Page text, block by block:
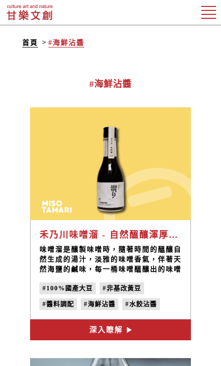
首頁 #海鮮沾醬
#海鮮沾醬
禾乃川味噌溜 - 自然醞釀渾厚香醇
味噌溜是釀製味噌時，隨著時間的醞釀自
然生成的湯汁，淡雅的味噌香氣，伴著天
然海鹽的鹹味，每一桶味噌醞釀出的味噌
醇的口味最適合使用在清淡料理中，增添
風味！
#100%國產大豆 #非基改黃豆
#醬料調配 #海鮮沾醬 #水餃沾醬
#沾醬作法
深入瞭解